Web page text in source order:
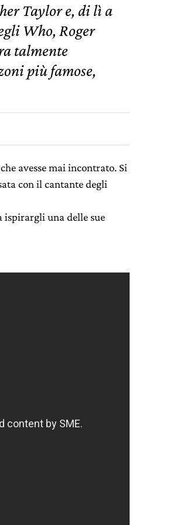
Taylor e, di lì a
Who, Roger
talmente
più famose,
avesse mai incontrato. Si
con il cantante degli
ispirargli una delle sue